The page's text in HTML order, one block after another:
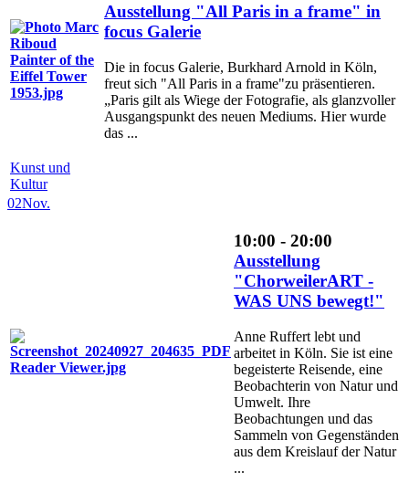
Ausstellung "All Paris in a frame" in
focus Galerie
Die in focus Galerie, Burkhard Arnold in Köln,
freut sich "All Paris in a frame"zu präsentieren.
„Paris gilt als Wiege der Fotografie, als glanzvoller
Ausgangspunkt des neuen Mediums. Hier wurde
das ...
Kunst und
Kultur
02Nov.
10:00 - 20:00
Ausstellung
"ChorweilerART -
WAS UNS bewegt!"
Anne Ruffert lebt und
arbeitet in Köln. Sie ist eine
begeisterte Reisende, eine
Beobachterin von Natur und
Umwelt. Ihre
Beobachtungen und das
Sammeln von Gegenständen
aus dem Kreislauf der Natur
...